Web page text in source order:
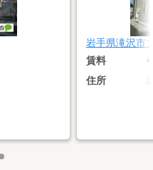
岩手県滝沢市
賃料
住所